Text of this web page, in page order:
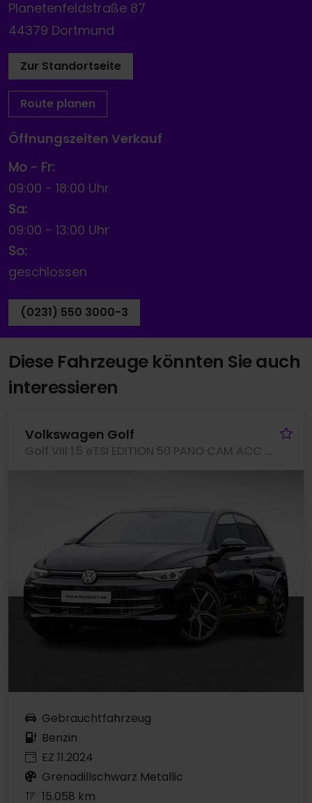
Planetenfeldstraße 87
44379 Dortmund
Zur Standortseite
Route planen
Öffnungszeiten Verkauf
Mo - Fr:
09:00 - 18:00 Uhr
Sa:
09:00 - 13:00 Uhr
So:
geschlossen
(0231) 550 3000-3
Diese Fahrzeuge könnten Sie auch
interessieren
Volkswagen Golf
Golf VIII 1.5 eTSI EDITION 50 PANO CAM ACC LM18
Gebrauchtfahrzeug
Benzin
EZ 11.2024
Grenadillschwarz Metallic
15.058 km